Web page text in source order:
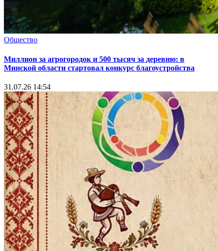
Общество
Миллион за агрогородок и 500 тысяч за деревню: в
Минской области стартовал конкурс благоустройства
31.07.26 14:54